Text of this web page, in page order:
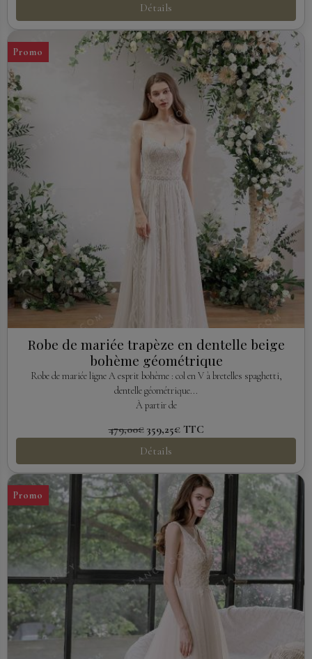
Détails
Promo
Robe de mariée trapèze en dentelle beige
bohème géométrique
Robe de mariée ligne A esprit bohème : col en V à bretelles spaghetti,
dentelle géométrique...
À partir de
479,00€ 359,25€ TTC
Détails
Promo